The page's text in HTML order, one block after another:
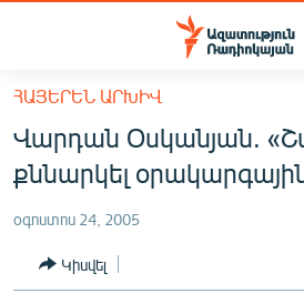
Մատչելիության
հիմնական
բովանդակությանը
Անցնել
հիմնական
մենյուին
ՀԱՅԱՍՏԱՆ
ՔԱՂԱՔԱԿԱՆ
ԸՆՏՐՈՒԹՅՈՒՆՆԵՐ 2026
ԻՐԱՎՈՒՆՔ
ՀԱՅԵՐԵՆ ԱՐԽԻՎ
Վարդան Օսկանյան.
քննարկել
օգոստոս 24, 2005
Կիսվել